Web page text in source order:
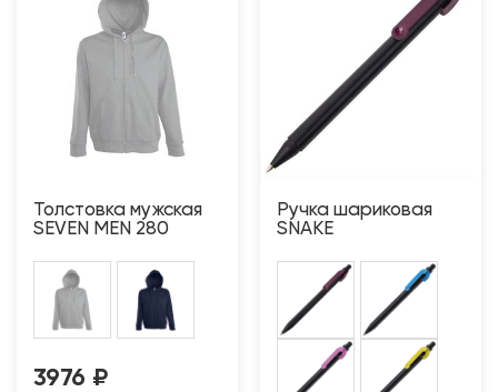
Толстовка мужская
SEVEN MEN 280
3976 ₽
Ручка шариковая
SNAKE